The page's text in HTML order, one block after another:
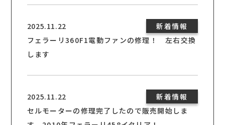
2025.11.22
新着情報
フェラーリ360F1電動ファンの修理！ 左右交換
します
2025.11.22
新着情報
セルモーターの修理完了したので販売開始しま